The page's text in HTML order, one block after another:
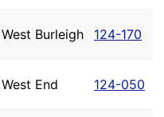
West Burleigh 124-170
West End 124-050